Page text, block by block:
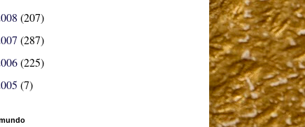
(207)
(287)
(225)
(7)